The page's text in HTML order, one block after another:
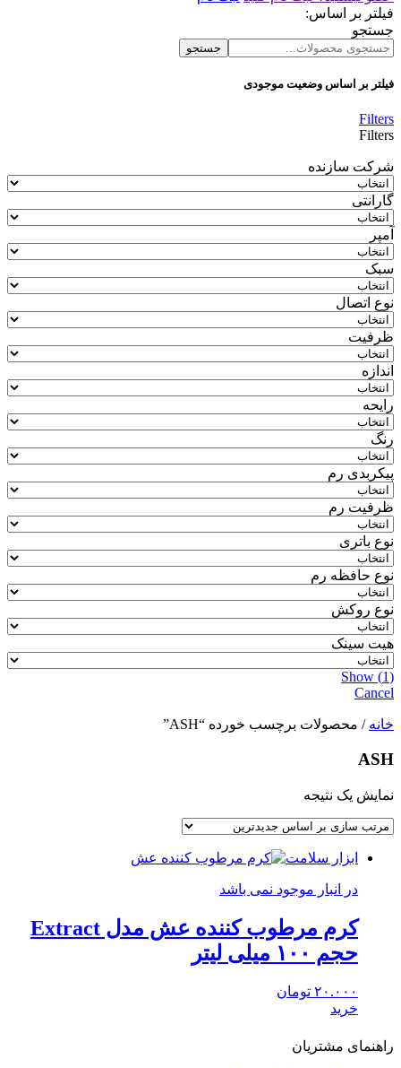
فیلتر بر اساس:
جستجو
جستجو
فیلتر بر اساس وضعیت موجودی
Filters
Filters
شرکت سازنده
گارانتی
آمپر
سبک
نوع اتصال
ظرفیت
اندازه
رایحه
رنگ
پیکربدی رم
ظرفیت رم
نوع باتری
نوع حافظه رم
نوع روکش
هیت سینک
Show (1)
Cancel
خانه / محصولات برچسب خورده “ASH”
ASH
نمایش یک نتیجه
ابزار سلامت
در انبار موجود نمی باشد
کرم مرطوب کننده عش مدل Extract
حجم ۱۰۰ میلی لیتر
۲۰.۰۰۰ تومان
خرید
راهنمای مشتریان